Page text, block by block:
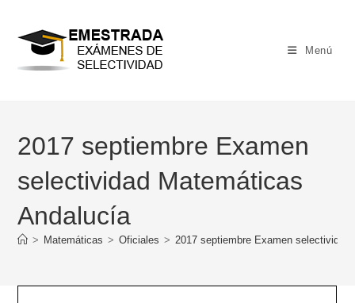
contenido
Menú
2017 septiembre Examen
selectividad Matemáticas
Andalucía
> Matemáticas > Oficiales > 2017 septiembre Examen